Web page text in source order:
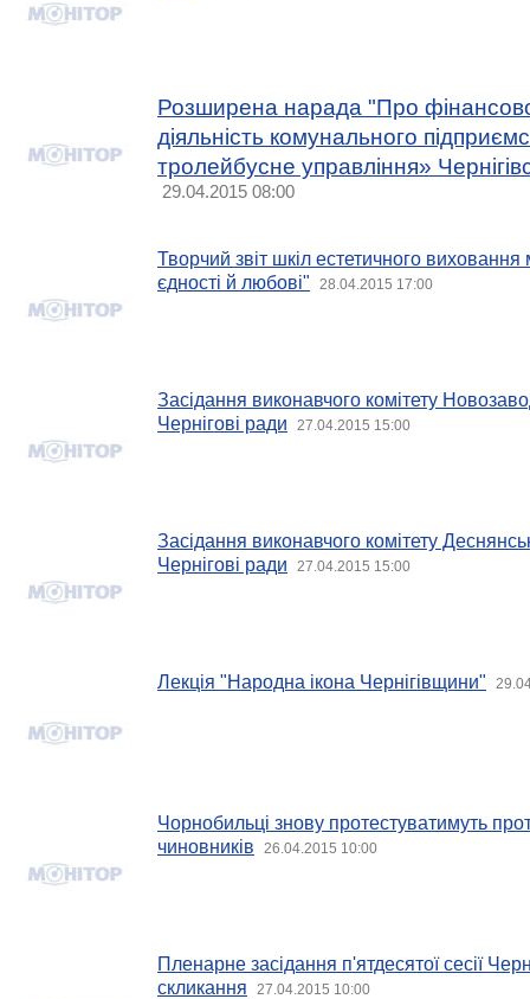
Розширена нарада "Про
діяльність комунального
тролейбусне управління»
29.04.2015 08:00
Творчий звіт шкіл естетичного виховання
єдності й любові"
28.04.2015 17:00
Засідання виконавчого комітету
Чернігові ради
27.04.2015 15:00
Засідання виконавчого комітету
Чернігові ради
27.04.2015 15:00
Лекція "Народна ікона Чернігівщини"
Чорнобильці знову протестуватимуть
чиновників
26.04.2015 10:00
Пленарне засідання п'ятдесятої сесії
скликання
27.04.2015 10:00